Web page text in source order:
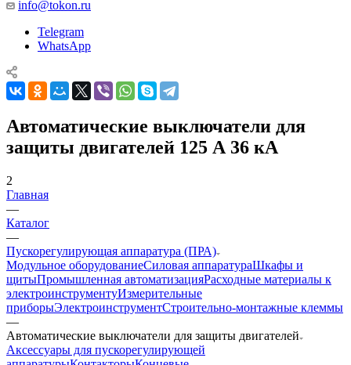
info@tokon.ru
Telegram
WhatsApp
Автоматические выключатели для
защиты двигателей 125 А 36 кА
2
Главная
—
Каталог
—
Пускорегулирующая аппаратура (ПРА)
Модульное оборудованиеСиловая аппаратураШкафы и
щитыПромышленная автоматизацияРасходные материалы к
электроинструментуИзмерительные
приборыЭлектроинструментСтроительно-монтажные клеммы
—
Автоматические выключатели для защиты двигателей
Аксессуары для пускорегулирующей